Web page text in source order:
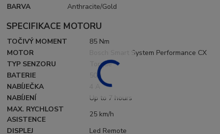
BARVA Anthracite/Gold
SPECIFIKACE MOTORU
TOČIVÝ MOMENT
85 Nm
MOTOR
Bosch Smart System Performance CX
TYP SENZORU
Torque
BATERIE
500
NABÍJEČKA
NABÍJENÍ
Up to 7 hours
MAX. RYCHLOST
ASISTENCE
25 km/h
DISPLEJ
Led Remote